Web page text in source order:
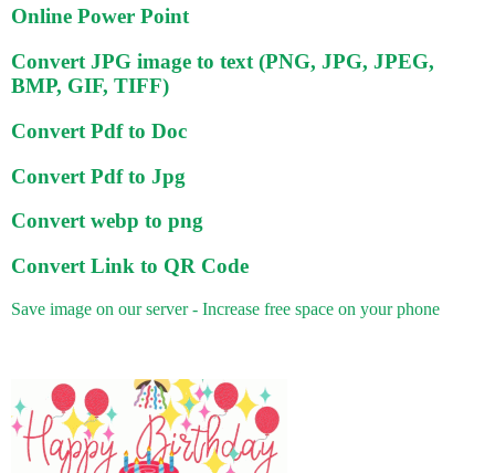
Online Power Point
Convert JPG image to text (PNG, JPG, JPEG,
BMP, GIF, TIFF)
Convert Pdf to Doc
Convert Pdf to Jpg
Convert webp to png
Convert Link to QR Code
Save image on our server - Increase free space on your phone